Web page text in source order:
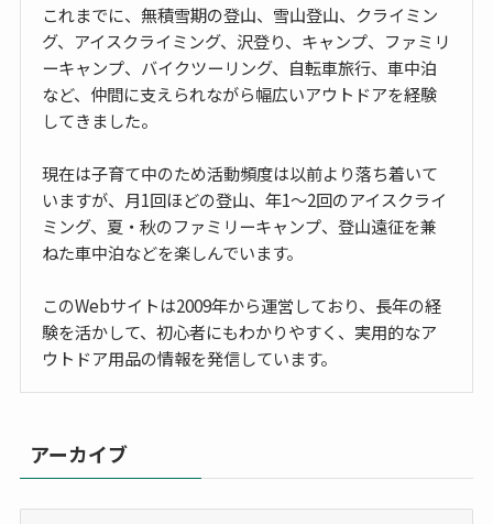
これまでに、無積雪期の登山、雪山登山、クライミン
グ、アイスクライミング、沢登り、キャンプ、ファミリ
ーキャンプ、バイクツーリング、自転車旅行、車中泊
など、仲間に支えられながら幅広いアウトドアを経験
してきました。
現在は子育て中のため活動頻度は以前より落ち着いて
いますが、月1回ほどの登山、年1〜2回のアイスクライ
ミング、夏・秋のファミリーキャンプ、登山遠征を兼
ねた車中泊などを楽しんでいます。
このWebサイトは2009年から運営しており、長年の経
験を活かして、初心者にもわかりやすく、実用的なア
ウトドア用品の情報を発信しています。
アーカイブ